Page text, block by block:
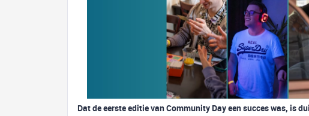
Dat de eerste editie van Community Day een succes was, is